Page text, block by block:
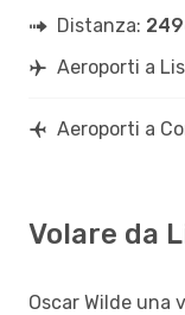
Distanza:
Aeroporti a
Aeroporti a
Volare da
Oscar Wilde una